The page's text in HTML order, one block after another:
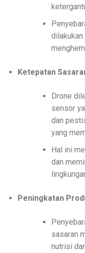
Ketepatan
Drone
sensor
dan
yang
Hal ini
dan
Peningkatan
sasaran
nutrisi